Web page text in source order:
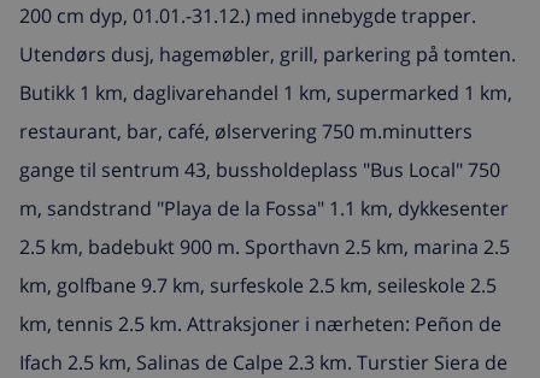
200 cm dyp, 01.01.-31.12.) med innebygde trapper.
Utendørs dusj, hagemøbler, grill, parkering på tomten.
Butikk 1 km, daglivarehandel 1 km, supermarked 1 km,
restaurant, bar, café, ølservering 750 m.minutters
gange til sentrum 43, bussholdeplass "Bus Local" 750
m, sandstrand "Playa de la Fossa" 1.1 km, dykkesenter
2.5 km, badebukt 900 m. Sporthavn 2.5 km, marina 2.5
km, golfbane 9.7 km, surfeskole 2.5 km, seileskole 2.5
km, tennis 2.5 km. Attraksjoner i nærheten: Peñon de
Ifach 2.5 km, Salinas de Calpe 2.3 km. Turstier Siera de